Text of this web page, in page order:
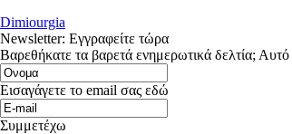
Dimiourgia
Newsletter: Εγγραφείτε τώρα
Βαρεθήκατε τα βαρετά ενημερωτικά δελτία; Αυτό
Εισαγάγετε το email σας εδώ
Συμμετέχω